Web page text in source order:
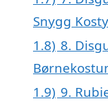
Snygg
1.8) 8.
1.9) 9.